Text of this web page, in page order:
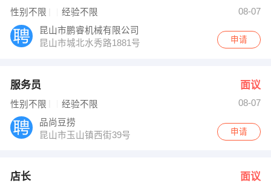
性别不限 经验不限
08-07
昆山市鹏睿机械有限公司
昆山市城北水秀路1881号
申请
服务员 面议
性别不限 经验不限
08-07
品尚豆捞
昆山市玉山镇西街39号
申请
店长 面议